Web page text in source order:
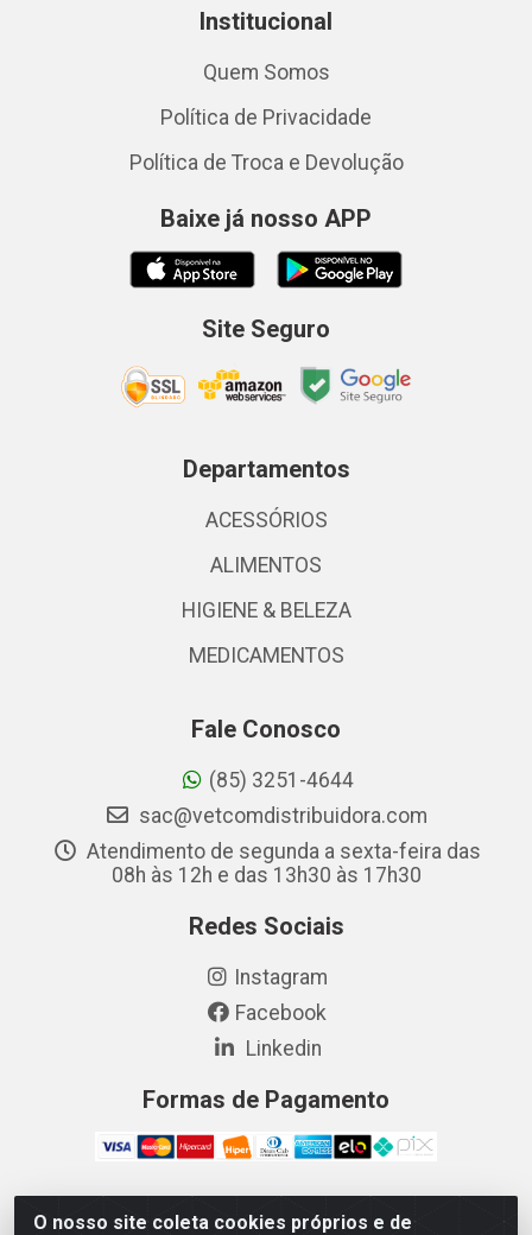
O nosso site coleta cookies próprios e de
Institucional
Quem Somos
Política de Privacidade
Política de Troca e Devolução
Baixe já nosso APP
Site Seguro
Departamentos
ACESSÓRIOS
ALIMENTOS
HIGIENE & BELEZA
MEDICAMENTOS
Fale Conosco
(85) 3251-4644
sac@vetcomdistribuidora.com
Atendimento de segunda a sexta-feira das
08h às 12h e das 13h30 às 17h30
Redes Sociais
Instagram
Facebook
Linkedin
Formas de Pagamento